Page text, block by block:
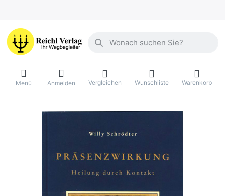
Geben Sie einen Suchbegriff ein.
Menü Anmelden Vergleichen Wunschliste Warenkorb